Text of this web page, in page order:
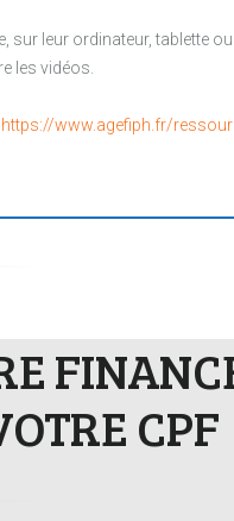
sur leur ordinateur, tablette ou
les vidéos.
https://www.agefiph.fr/
CPF